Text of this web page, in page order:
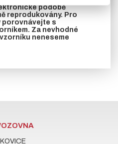
podobě
reprodukovány. Pro
porovnávejte s
Za nevhodné
neneseme